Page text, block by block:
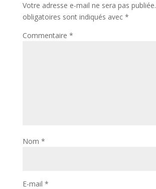
Votre adresse e-mail ne sera pas publiée.
obligatoires sont indiqués avec *
Commentaire *
Nom *
E-mail *